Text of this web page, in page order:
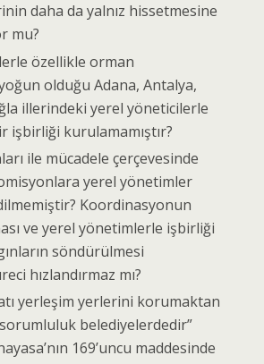
daha da yalnız hissetmesine
mu?
özellikle orman
olduğu Adana, Antalya,
illerindeki yerel yöneticilerle
işbirliği kurulamamıştır?
ile mücadele çerçevesinde
yerel yönetimler
Koordinasyonun
ve yerel yönetimlerle işbirliği
söndürülmesi
hızlandırmaz mı?
yerleşim yerlerini korumaktan
belediyelerdedir”
169’uncu maddesinde